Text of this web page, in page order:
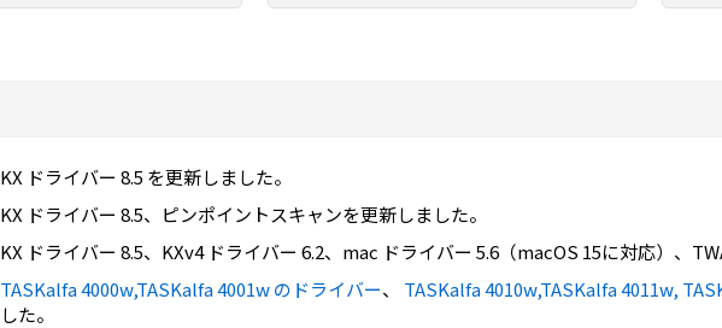
KX ドライバー 8.5 を更新しました。
KX ドライバー 8.5、ピンポイントスキャンを更新しました。
KX ドライバー 8.5、KXv4 ドライバー 6.2、mac ドライバー 5.6（macOS 15に対応）、
TASKalfa 4000w,TASKalfa 4001w のドライバー、 TASKalfa 4010w,TASKalfa 4011w,
した。